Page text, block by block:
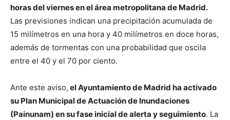
horas del viernes en el área metropolitana de Madrid.
Las previsiones indican una precipitación acumulada de
15 milímetros en una hora y 40 milímetros en doce horas,
además de tormentas con una probabilidad que oscila
entre el 40 y el 70 por ciento.
Ante este aviso, el Ayuntamiento de Madrid ha activado
su Plan Municipal de Actuación de Inundaciones
(Painunam) en su fase inicial de alerta y seguimiento. La